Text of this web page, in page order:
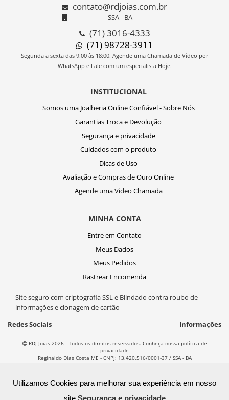
INSTITUCIONAL
Somos uma Joalheria Online Confiável - Sobre Nós
Garantias Troca e Devolução
Segurança e privacidade
Cuidados com o produto
Dicas de Uso
Avaliação e Compras de Ouro Online
Agende uma Video Chamada
MINHA CONTA
Entre em Contato
Meus Dados
Meus Pedidos
Rastrear Encomenda
contato@rdjoias.com.br
SSA - BA
(71) 3016-4333
(71) 98728-3911
Segunda a sexta das 9:00 às 18:00. Agende uma Chamada de Vídeo por
WhatsApp e Fale com um especialista Hoje.
Site seguro com criptografia SSL e Blindado contra roubo de
informações e clonagem de cartão
Redes Sociais
Informações
RDJ Joias 2026 - Todos os direitos reservados. Conheça nossa política de
privacidade
Reginaldo Dias Costa ME - CNPJ: 13.420.516/0001-37 / SSA - BA
Utilizamos Cookies para melhorar sua experiência em nosso
site Segurança e privacidade